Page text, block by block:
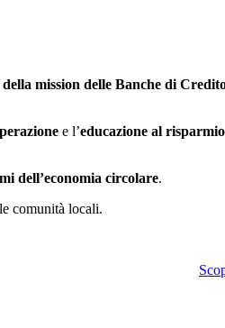
mission delle Banche di
e l’educazione al
dell’economia circolare.
comunità locali.